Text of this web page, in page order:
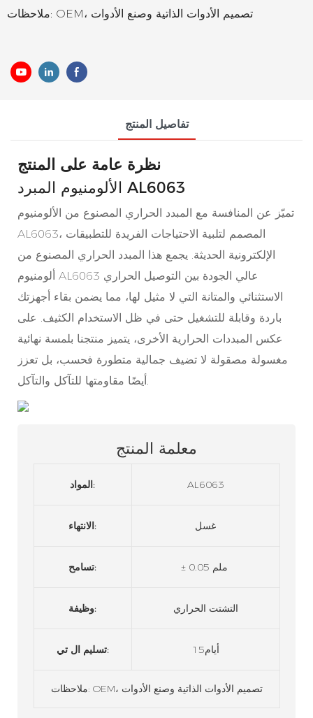
ملاحظات: OEM، تصميم الأدوات الذاتية وصنع الأدوات
تفاصيل المنتج
نظرة عامة على المنتج
الألومنيوم المبرد AL6063
تميّز عن المنافسة مع المبدد الحراري المصنوع من الألومنيوم
AL6063، المصمم لتلبية الاحتياجات الفريدة للتطبيقات
الإلكترونية الحديثة. يجمع هذا المبدد الحراري المصنوع من
ألومنيوم AL6063 عالي الجودة بين التوصيل الحراري
الاستثنائي والمتانة التي لا مثيل لها، مما يضمن بقاء أجهزتك
باردة وقابلة للتشغيل حتى في ظل الاستخدام الكثيف. على
عكس المبددات الحرارية الأخرى، يتميز منتجنا بلمسة نهائية
مغسولة مصقولة لا تضيف جمالية متطورة فحسب، بل تعزز
أيضًا مقاومتها للتآكل والتآكل.
معلمة المنتج
المواد: AL6063
الانتهاء: غسل
تسامح:
وظيفة: التشتت الحراري
تسليم ال تي: أيام15
ملاحظات: OEM، تصميم الأدوات الذاتية وصنع الأدوات